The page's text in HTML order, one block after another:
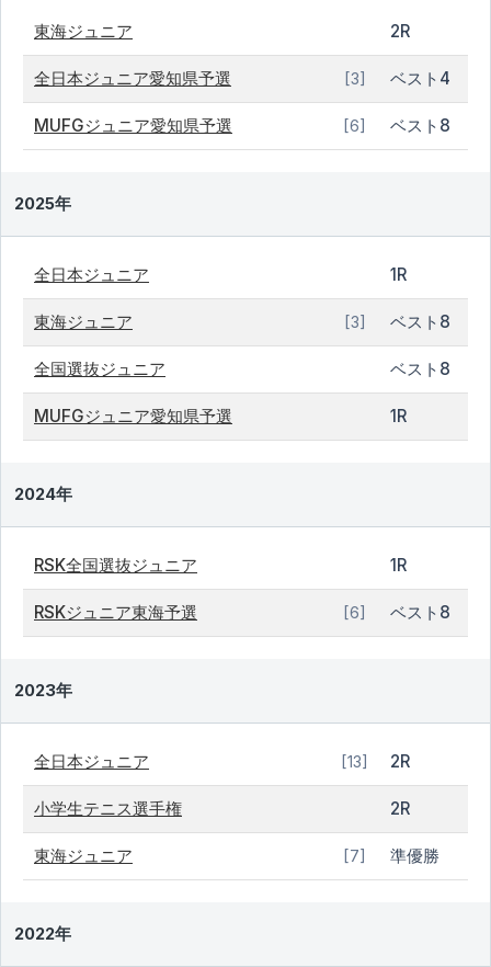
東海ジュニア 2R
全日本ジュニア愛知県予選 [3] ベスト4
MUFGジュニア愛知県予選 [6] ベスト8
2025年
全日本ジュニア 1R
東海ジュニア [3] ベスト8
全国選抜ジュニア ベスト8
MUFGジュニア愛知県予選 1R
2024年
RSK全国選抜ジュニア 1R
RSKジュニア東海予選 [6] ベスト8
2023年
全日本ジュニア [13] 2R
小学生テニス選手権 2R
東海ジュニア [7] 準優勝
2022年